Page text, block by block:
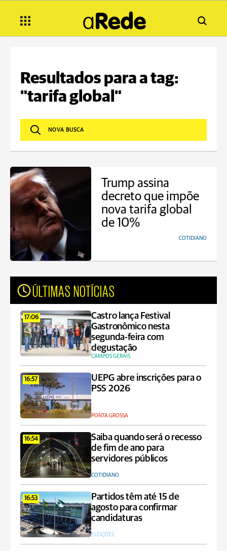
Resultados para a tag:
"tarifa global"
Trump assina
decreto que impõe
nova tarifa global
de 10%
COTIDIANO
ÚLTIMAS NOTÍCIAS
17:06
Castro lança Festival
Gastronômico nesta
segunda-feira com
degustação
CAMPOS GERAIS
16:57
UEPG abre inscrições para o
PSS 2026
PONTA GROSSA
16:54
Saiba quando será o recesso
de fim de ano para
servidores públicos
COTIDIANO
16:53
Partidos têm até 15 de
agosto para confirmar
candidaturas
ELEIÇÕES